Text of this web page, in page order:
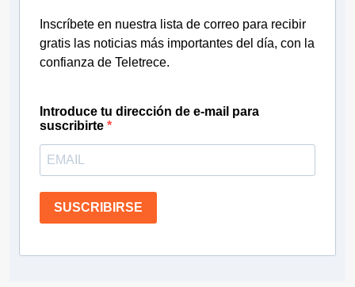
Inscríbete en nuestra lista de correo para recibir
gratis las noticias más importantes del día, con la
confianza de Teletrece.
Introduce tu dirección de e-mail para
suscribirte
SUSCRIBIRSE